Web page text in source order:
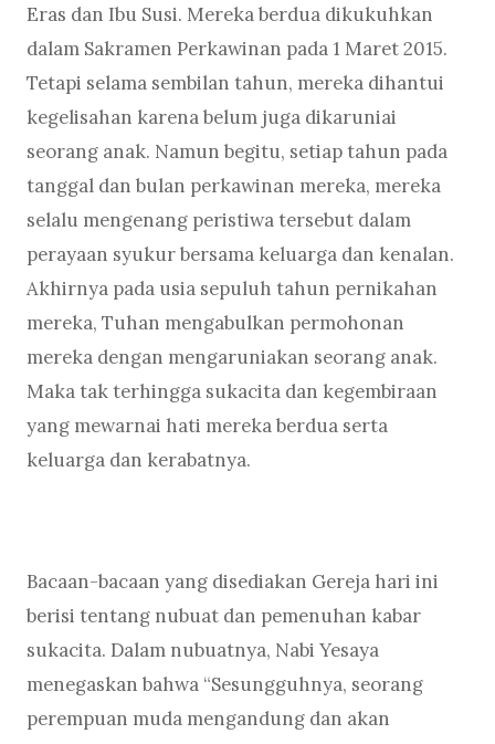
Eras dan Ibu Susi. Mereka berdua dikukuhkan
dalam Sakramen Perkawinan pada 1 Maret 2015.
Tetapi selama sembilan tahun, mereka dihantui
kegelisahan karena belum juga dikaruniai
seorang anak. Namun begitu, setiap tahun pada
tanggal dan bulan perkawinan mereka, mereka
selalu mengenang peristiwa tersebut dalam
perayaan syukur bersama keluarga dan kenalan.
Akhirnya pada usia sepuluh tahun pernikahan
mereka, Tuhan mengabulkan permohonan
mereka dengan mengaruniakan seorang anak.
Maka tak terhingga sukacita dan kegembiraan
yang mewarnai hati mereka berdua serta
keluarga dan kerabatnya.
Bacaan-bacaan yang disediakan Gereja hari ini
berisi tentang nubuat dan pemenuhan kabar
sukacita. Dalam nubuatnya, Nabi Yesaya
menegaskan bahwa “Sesungguhnya, seorang
perempuan muda mengandung dan akan